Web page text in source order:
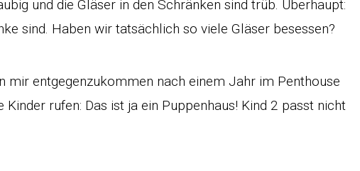
und die Gläser in den Schränken sind trüb. Überhaupt:
sind. Haben wir tatsächlich so viele Gläser besessen?
mir entgegenzukommen nach einem Jahr im Penthouse
Kinder rufen: Das ist ja ein Puppenhaus! Kind 2 passt nicht